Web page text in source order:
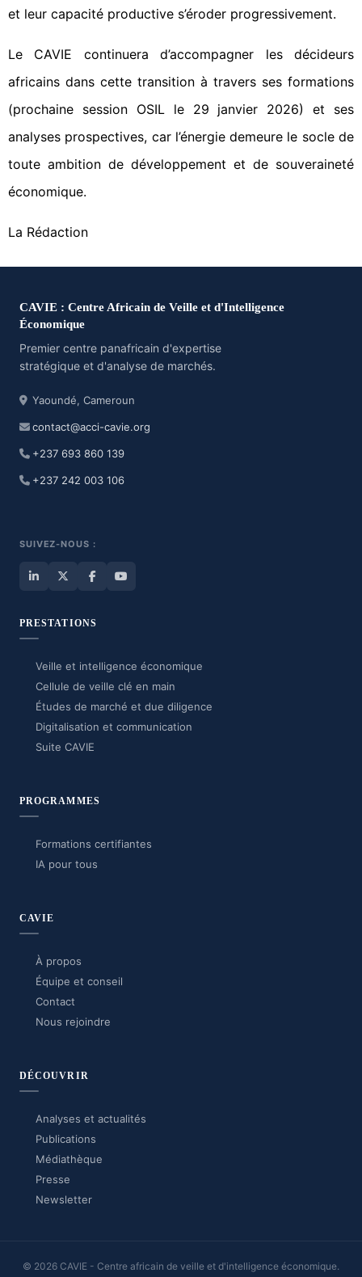
et leur capacité productive s’éroder progressivement.
Le CAVIE continuera d’accompagner les décideurs
africains dans cette transition à travers ses formations
(prochaine session OSIL le 29 janvier 2026) et ses
analyses prospectives, car l’énergie demeure le socle de
toute ambition de développement et de souveraineté
économique.
La Rédaction
CAVIE : Centre Africain de Veille et d'Intelligence
Économique
Premier centre panafricain d'expertise
stratégique et d'analyse de marchés.
Yaoundé, Cameroun
contact@acci-cavie.org
+237 693 860 139
+237 242 003 106
SUIVEZ-NOUS :
PRESTATIONS
Veille et intelligence économique
Cellule de veille clé en main
Études de marché et due diligence
Digitalisation et communication
Suite CAVIE
PROGRAMMES
Formations certifiantes
IA pour tous
CAVIE
À propos
Équipe et conseil
Contact
Nous rejoindre
DÉCOUVRIR
Analyses et actualités
Publications
Médiathèque
Presse
Newsletter
© 2026 CAVIE - Centre africain de veille et d'intelligence économique.